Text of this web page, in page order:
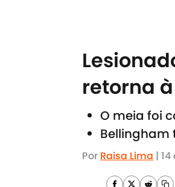
retorna
O meia foi
Bellingham
Por Raisa Lima | 14